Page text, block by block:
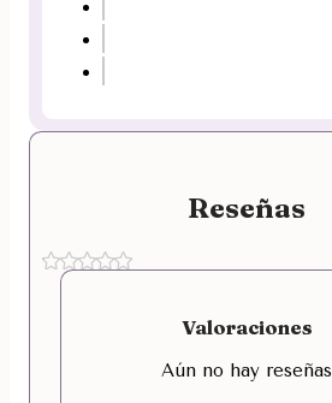
Reseñas
Valoraciones
Aún no hay reseñas